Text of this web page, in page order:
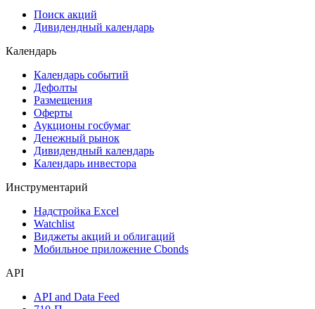
Поиск акций
Дивидендный календарь
Календарь
Календарь событий
Дефолты
Размещения
Оферты
Аукционы госбумаг
Денежный рынок
Дивидендный календарь
Календарь инвестора
Инструментарий
Надстройка Excel
Watchlist
Виджеты акций и облигаций
Мобильное приложение Cbonds
API
API and Data Feed